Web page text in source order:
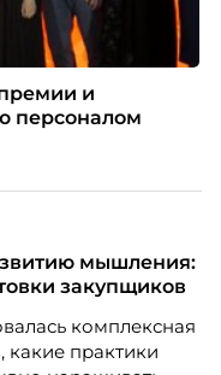
и
персоналом
мышления:
закупщиков
комплексная
какие практики